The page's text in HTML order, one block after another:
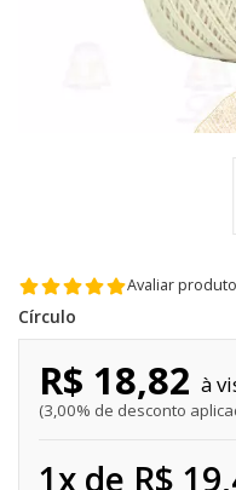
Avaliar produto
Círculo
1x de R$
R$ 18,82
3,00% de desconto